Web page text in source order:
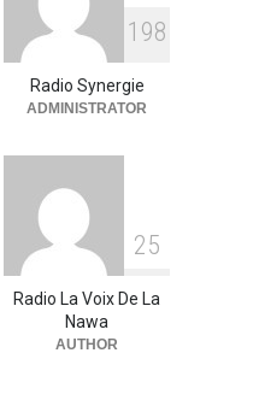
ses journalistes et
radios
Actualité 09/03/2026
1 98
Radio Synergie
ADMINISTRATOR
25
Radio La Voix De La
Nawa
AUTHOR